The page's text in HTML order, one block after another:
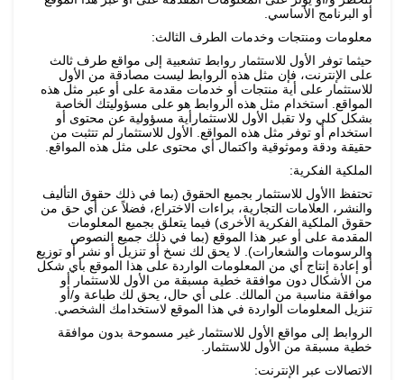
أو البرنامج الأساسي.
معلومات ومنتجات وخدمات الطرف الثالث:
حيثما توفر الأول للاستثمار روابط تشعبية إلى مواقع طرف ثالث
على الإنترنت، فإن مثل هذه الروابط ليست مصادقة من الأول
للاستثمار على أية منتجات أو خدمات مقدمة على أو عبر مثل هذه
المواقع. استخدام مثل هذه الروابط هو على مسؤوليتك الخاصة
بشكل كلي ولا تقبل الأول للاستثمارأية مسؤولية عن محتوى أو
استخدام أو توفر مثل هذه المواقع. الأول للاستثمار لم تتثبت من
حقيقة ودقة وموثوقية واكتمال أي محتوى على مثل هذه المواقع.
الملكية الفكرية:
تحتفظ االأول للاستثمار بجميع الحقوق (بما في ذلك حقوق التأليف
والنشر، العلامات التجارية، براءات الاختراع، فضلاً عن أي حق من
حقوق الملكية الفكرية الأخرى) فيما يتعلق بجميع المعلومات
المقدمة على أو عبر هذا الموقع (بما في ذلك جميع النصوص
والرسومات والشعارات). لا يحق لك نسخ أو تنزيل أو نشر أو توزيع
أو إعادة إنتاج أي من المعلومات الواردة على هذا الموقع بأي شكل
من الأشكال دون موافقة خطية مسبقة من الأول للاستثمار أو
موافقة مناسبة من المالك. على أي حال، يحق لك طباعة و/أو
تنزيل المعلومات الواردة في هذا الموقع لاستخدامك الشخصي.
الروابط إلى مواقع الأول للاستثمار غير مسموحة بدون موافقة
خطية مسبقة من الأول للاستثمار.
الاتصالات عبر الإنترنت: